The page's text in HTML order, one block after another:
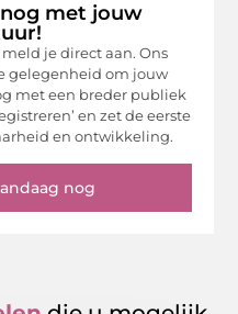
met jouw
je direct aan. Ons
gelegenheid om jouw
met een breder publiek
en zet de eerste
en ontwikkeling.
nog